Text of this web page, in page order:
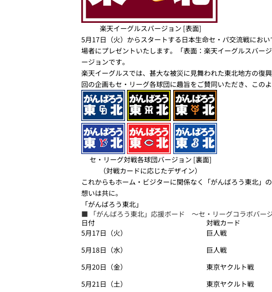
楽天イーグルスバージョン [表面]
5月17日（火）からスタートする日本生命セ・パ交流戦にお
場者にプレゼントいたします。「表面：楽天イーグルスバー
ージョンです。
楽天イーグルスでは、甚大な被災に見舞われた東北地方の復
回の企画もセ・リーグ各球団に趣旨をご賛同いただき、この
セ・リーグ対戦各球団バージョン [裏面]
（対戦カードに応じたデザイン）
これからもホーム・ビジターに関係なく「がんばろう東北」
想いは共に。
「がんばろう東北」
■ 「がんばろう東北」応援ボード ～セ・リーグコラボバー
日付
対戦カード
5月17日（火）
巨人戦
5月18日（水）
巨人戦
5月20日（金）
東京ヤクルト戦
5月21日（土）
東京ヤクルト戦